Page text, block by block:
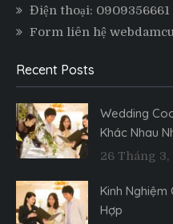
Điện thoại: 0909356661
Form liên hệ
Recent Posts
Wedding
Khác Nhau
26 Tháng 3,
Kinh Nghiệm
Hợp